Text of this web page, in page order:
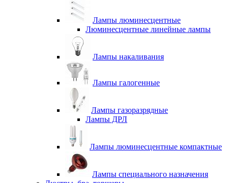
Лампы люминесцентные
Люминесцентные линейные лампы
Лампы накаливания
Лампы галогенные
Лампы газоразрядные
Лампы ДРЛ
Лампы люминесцентные компактные
Лампы специального назначения